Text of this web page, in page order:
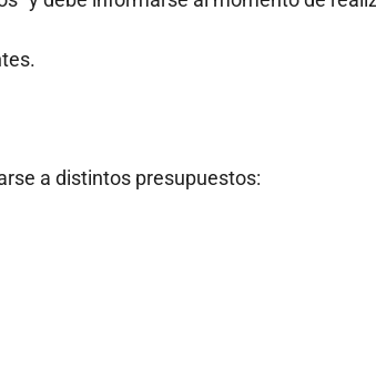
a distintos presupuestos: